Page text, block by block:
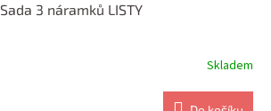
Sada 3 náramků LISTY
Skladem